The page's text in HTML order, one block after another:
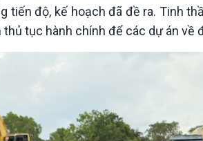
độ, kế hoạch đã đề ra. Tinh
tục hành chính để các dự án về